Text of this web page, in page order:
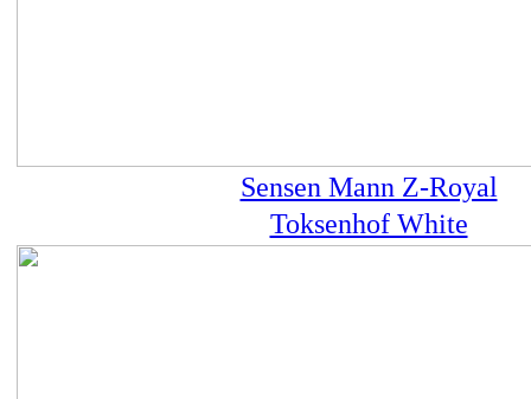
Sensen Mann Z-Royal
Toksenhof White